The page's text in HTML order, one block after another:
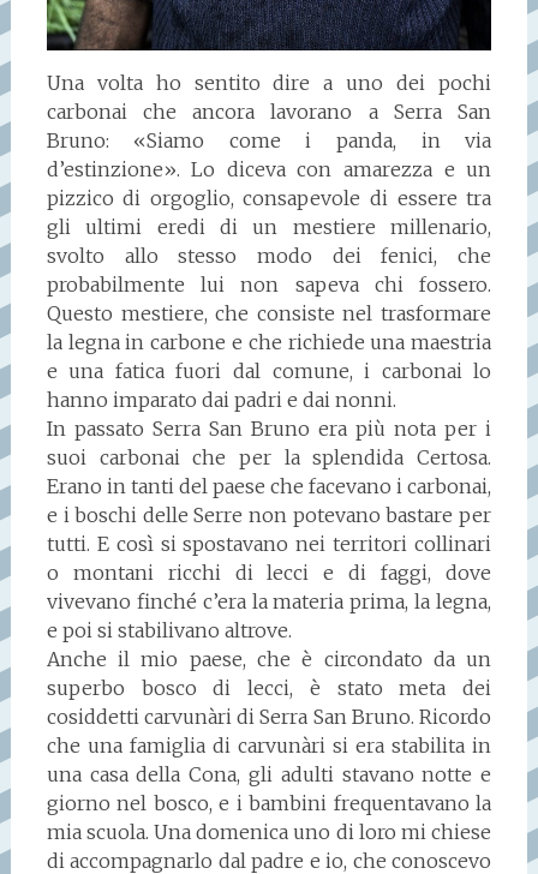
Una volta ho sentito dire a uno dei pochi
carbonai che ancora lavorano a Serra San
Bruno: «Siamo come i panda, in via
d’estinzione». Lo diceva con amarezza e un
pizzico di orgoglio, consapevole di essere tra
gli ultimi eredi di un mestiere millenario,
svolto allo stesso modo dei fenici, che
probabilmente lui non sapeva chi fossero.
Questo mestiere, che consiste nel trasformare
la legna in carbone e che richiede una maestria
e una fatica fuori dal comune, i carbonai lo
hanno imparato dai padri e dai nonni.
In passato Serra San Bruno era più nota per i
suoi carbonai che per la splendida Certosa.
Erano in tanti del paese che facevano i carbonai,
e i boschi delle Serre non potevano bastare per
tutti. E così si spostavano nei territori collinari
o montani ricchi di lecci e di faggi, dove
vivevano finché c’era la materia prima, la legna,
e poi si stabilivano altrove.
Anche il mio paese, che è circondato da un
superbo bosco di lecci, è stato meta dei
cosiddetti carvunàri di Serra San Bruno. Ricordo
che una famiglia di carvunàri si era stabilita in
una casa della Cona, gli adulti stavano notte e
giorno nel bosco, e i bambini frequentavano la
mia scuola. Una domenica uno di loro mi chiese
di accompagnarlo dal padre e io, che conoscevo